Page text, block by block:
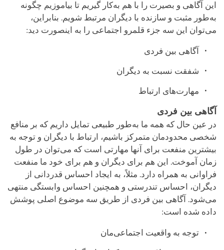
این آگاهی و بصیرت را با هم به‌کار گیریم تا بیاموزیم چگونه
به‌طور مثبت و سازنده با دیگران مرتبط شویم. بنابراین،
می‌توان این سه جزء قلمرو اجتماعی را به اینصورت دید:
آگاهی بین فردی
شفقت نسبت به دیگران
مهارت‌های ارتباط
آگاهی بین فردی
در عین حال که همه ما به‌طور طبیعی تمایل داریم که بر منافع
شخصی محدودمان متمرکز باشیم، ارتباط با دیگران و توجه به
بیشترین منفعت برای آنها مهارتی است که می‌توان در طول
زمان آموخت. این هم برای دیگران و هم برای خود ما منفعت
فراوانی به همراه دارد. مثلاً، به ایجاد احساس قدردانی از
دیگران، احساس تندرستی و همچنین احساس وابستگی منتهی
می‌شود. آگاهی بین فردی از طریق سه موضوع اصلی پوشش
داده شده است:
توجه به واقعیت اجتماعی‌‌مان